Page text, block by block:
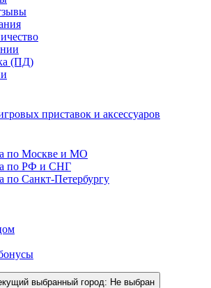
(ПД)
приставок и аксессуаров
по Москве и МО
по РФ и СНГ
по Санкт-Петербургу
выбранный город: Не выбран